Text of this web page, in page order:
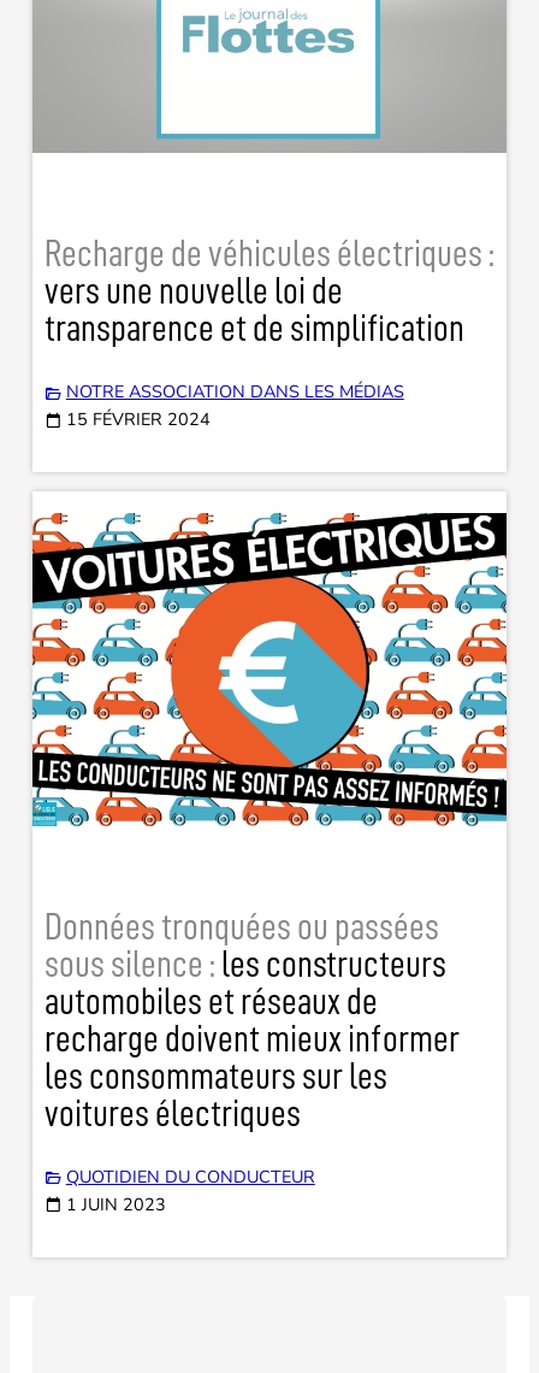
Recharge de véhicules électriques :
vers une nouvelle loi de
transparence et de simplification
NOTRE ASSOCIATION DANS LES MÉDIAS
15 FÉVRIER 2024
Données tronquées ou passées
sous silence : les constructeurs
automobiles et réseaux de
recharge doivent mieux informer
les consommateurs sur les
voitures électriques
QUOTIDIEN DU CONDUCTEUR
1 JUIN 2023